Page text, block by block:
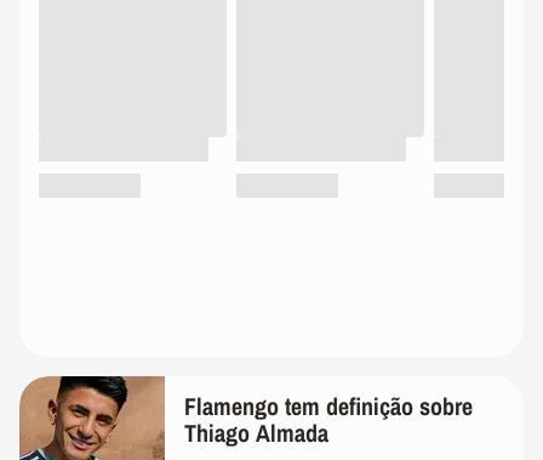
Flamengo tem definição sobre
Thiago Almada